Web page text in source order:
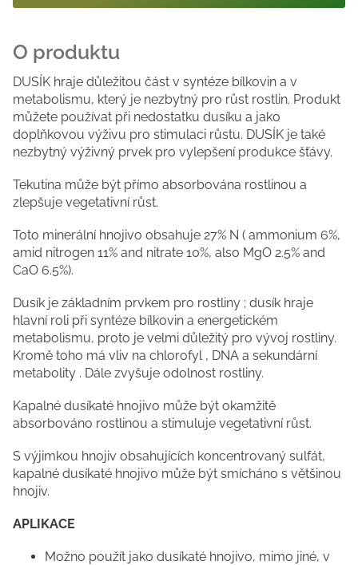
DUSÍK hraje důležitou část v syntéze bílkovin a v
metabolismu, který je nezbytný pro růst rostlin. Produkt
můžete používat při nedostatku dusíku a jako
doplňkovou výživu pro stimulaci růstu. DUSÍK je také
nezbytný výživný prvek pro vylepšení produkce šťávy.
Tekutina může být přímo absorbována rostlinou a
zlepšuje vegetativní růst.
Toto minerální hnojivo obsahuje 27% N ( ammonium 6%,
amid nitrogen 11% and nitrate 10%, also MgO 2.5% and
CaO 6.5%).
Dusík je základním prvkem pro rostliny ; dusík hraje
hlavní roli při syntéze bílkovin a energetickém
metabolismu, proto je velmi důležitý pro vývoj rostliny.
Kromě toho má vliv na chlorofyl , DNA a sekundární
metabolity . Dále zvyšuje odolnost rostliny.
Kapalné dusíkaté hnojivo může být okamžitě
absorbováno rostlinou a stimuluje vegetativní růst.
S výjimkou hnojiv obsahujících koncentrovaný sulfát,
kapalné dusíkaté hnojivo může být smícháno s většinou
hnojiv.
APLIKACE
Možno použít jako dusíkaté hnojivo, mimo jiné, v